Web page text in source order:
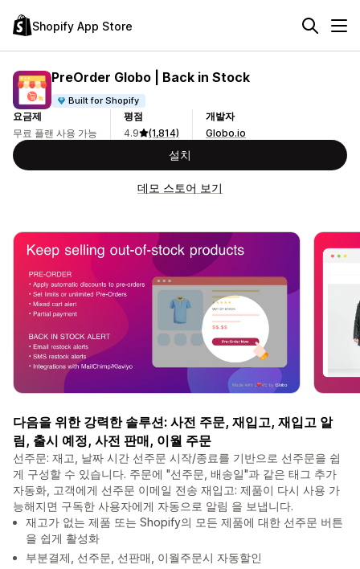
Shopify App Store
PreOrder Globo | Back in Stock
Built for Shopify
요금제
무료 플랜 사용 가능
평점
4.9
(1,814)
개발자
Globo.io
설치
데모 스토어 보기
다음을 위한 강력한 솔루션: 사전 주문, 재입고, 재입고 알
림, 출시 예정, 사전 판매, 이월 주문
선주문: 재고, 날짜 시간 선주문 시작/종료를 기반으로 선주문을 쉽
게 구성할 수 있습니다. 주문에 "선주문, 배송일"과 같은 태그 추가
자동화, 고객에게 선주문 이메일 전송 재입고: 제품이 다시 사용 가
능해지면 구독한 사용자에게 자동으로 알림 을 보냅니다.
재고가 없는 제품 또는 Shopify의 모든 제품에 대한 선주문 버튼
을 쉽게 활성화
부분결제, 선주문, 선판매, 이월주문시 자동할인